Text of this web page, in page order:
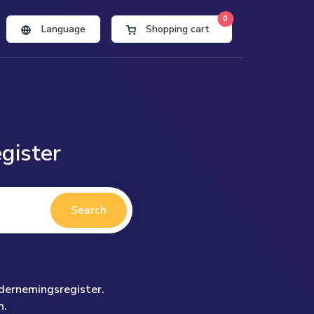
Language Shopping cart
0
Search